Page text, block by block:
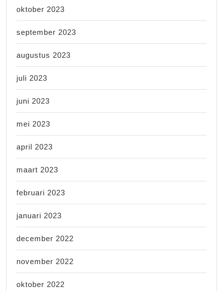
oktober 2023
september 2023
augustus 2023
juli 2023
juni 2023
mei 2023
april 2023
maart 2023
februari 2023
januari 2023
december 2022
november 2022
oktober 2022